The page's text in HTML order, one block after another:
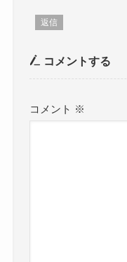
返信
コメントする
コメント ※